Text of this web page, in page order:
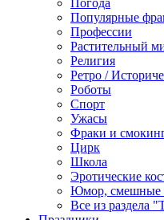
Погода
Популярные
Профессии
Растительный
Религия
Ретро /
Роботы
Спорт
Ужасы
Фраки и
Цирк
Школа
Эротические
Юмор, смешные
Все из раздела